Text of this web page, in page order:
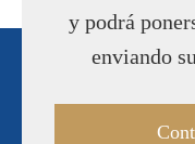
y podrá
enviando